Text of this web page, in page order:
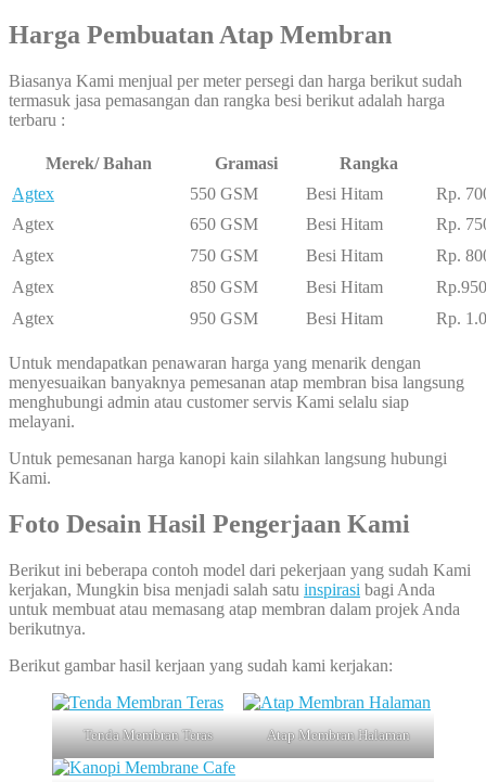
Harga Pembuatan Atap Membran
Biasanya Kami menjual per meter persegi dan harga berikut sudah
termasuk jasa pemasangan dan rangka besi berikut adalah harga
terbaru :
Merek/ Bahan Gramasi
Rangka
Agtex
550 GSM Besi Hitam
Rp.
Agtex
650 GSM Besi Hitam
Rp.
Agtex
750 GSM Besi Hitam
Rp.
Agtex
850 GSM Besi Hitam
Agtex
950 GSM Besi Hitam Rp.
Untuk mendapatkan penawaran harga yang menarik dengan
menyesuaikan banyaknya pemesanan atap membran bisa langsung
menghubungi admin atau customer servis Kami selalu siap
melayani.
Untuk pemesanan harga kanopi kain silahkan langsung hubungi
Kami.
Foto Desain Hasil Pengerjaan Kami
Berikut ini beberapa contoh model dari pekerjaan yang sudah Kami
kerjakan, Mungkin bisa menjadi salah satu inspirasi bagi Anda
untuk membuat atau memasang atap membran dalam projek Anda
berikutnya.
Berikut gambar hasil kerjaan yang sudah kami kerjakan:
Tenda Membran Teras Atap Membran Halaman